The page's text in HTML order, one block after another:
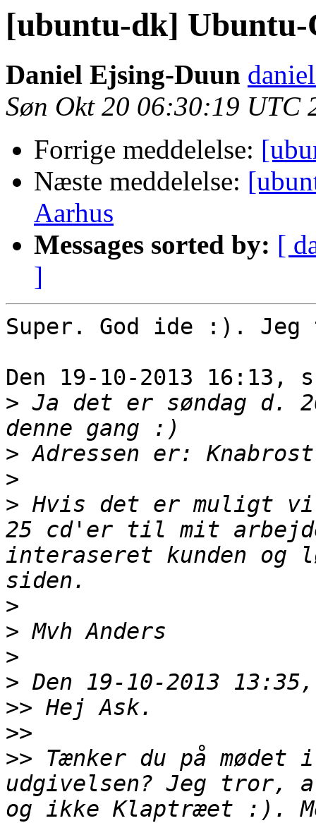
[ubuntu-dk]
Daniel Ejsing-Duun
Søn Okt 20 06:30:19 UTC
Forrige meddelelse:
Næste meddelelse:
Aarhus
Messages sorted by: [
]
Super. God ide :). Jeg
Den 19-10-2013 16:13,
> Ja det er søndag d.
>
>
> Hvis det er muligt
25 cd'er til mit
interaseret kunden og
>
>
>
>
>>
>>
>> Tænker du på mødet
udgivelsen? Jeg tror,
og ikke Klaptræet :).